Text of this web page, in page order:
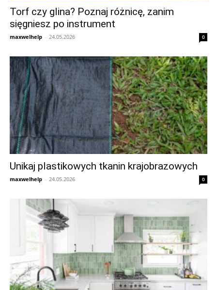
Torf czy glina? Poznaj różnicę, zanim
sięgniesz po instrument
maxwelhelp - 24.05.2026 0
Unikaj plastikowych tkanin krajobrazowych
maxwelhelp - 24.05.2026 0